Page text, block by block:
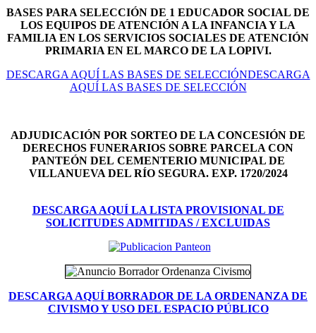
BASES PARA SELECCIÓN DE 1 EDUCADOR SOCIAL DE
LOS EQUIPOS DE ATENCIÓN A LA INFANCIA Y LA
FAMILIA EN LOS SERVICIOS SOCIALES DE ATENCIÓN
PRIMARIA EN EL MARCO DE LA LOPIVI.
DESCARGA AQUÍ LAS BASES DE SELECCIÓNDESCARGA
AQUÍ LAS BASES DE SELECCIÓN
ADJUDICACIÓN POR SORTEO DE LA CONCESIÓN DE
DERECHOS FUNERARIOS SOBRE PARCELA CON
PANTEÓN DEL CEMENTERIO MUNICIPAL DE
VILLANUEVA DEL RÍO SEGURA. EXP. 1720/2024
DESCARGA AQUÍ LA LISTA PROVISIONAL DE
SOLICITUDES ADMITIDAS / EXCLUIDAS
DESCARGA AQUÍ BORRADOR DE LA ORDENANZA DE
CIVISMO Y USO DEL ESPACIO PÚBLICO